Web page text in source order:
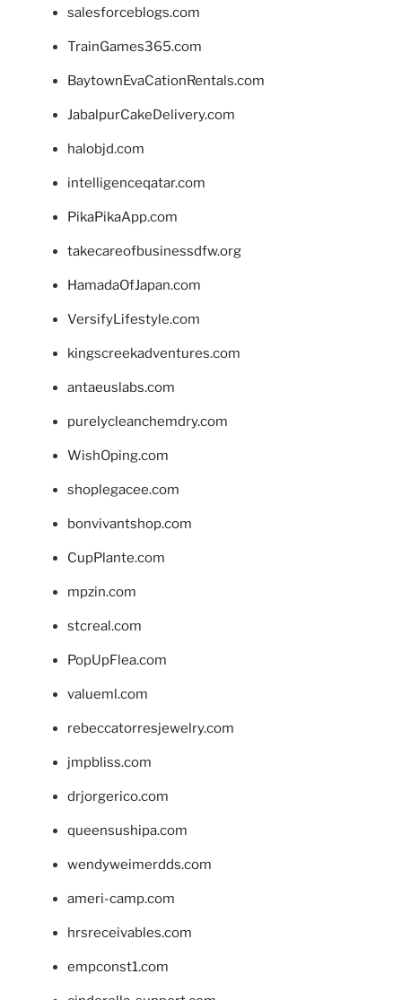
salesforceblogs.com
TrainGames365.com
BaytownEvaCationRentals.com
JabalpurCakeDelivery.com
halobjd.com
intelligenceqatar.com
PikaPikaApp.com
takecareofbusinessdfw.org
HamadaOfJapan.com
VersifyLifestyle.com
kingscreekadventures.com
antaeuslabs.com
purelycleanchemdry.com
WishOping.com
shoplegacee.com
bonvivantshop.com
CupPlante.com
mpzin.com
stcreal.com
PopUpFlea.com
valueml.com
rebeccatorresjewelry.com
jmpbliss.com
drjorgerico.com
queensushipa.com
wendyweimerdds.com
ameri-camp.com
hrsreceivables.com
empconst1.com